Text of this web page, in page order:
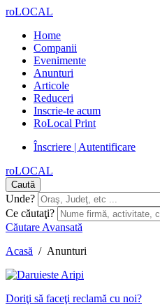
roLOCAL
Home
Companii
Evenimente
Anunturi
Articole
Reduceri
Inscrie-te acum
RoLocal Print
Înscriere | Autentificare
roLOCAL
Caută
Unde?
Ce căutaţi?
Căutare Avansată
Acasă / Anunturi
Doriţi să faceţi reclamă cu noi?